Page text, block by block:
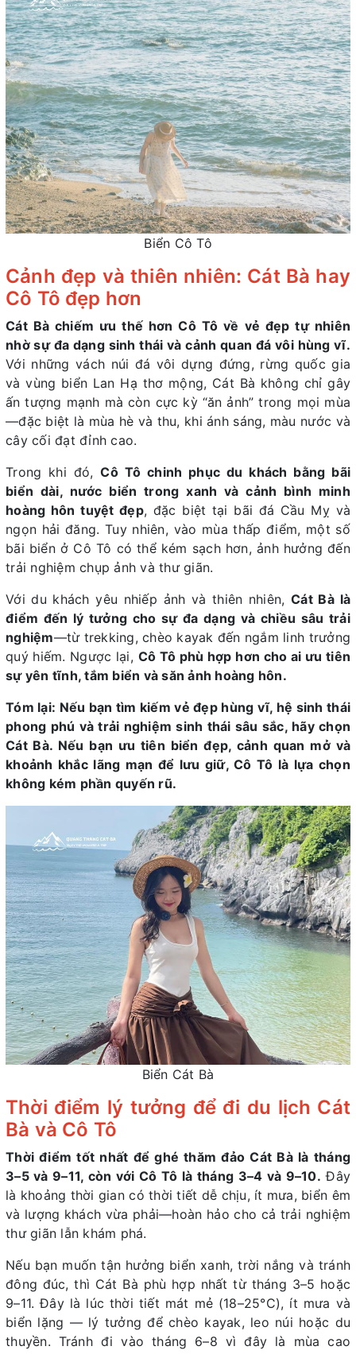
Biển Cô Tô
Cảnh đẹp và thiên nhiên: Cát Bà hay
Cô Tô đẹp hơn
Cát Bà chiếm ưu thế hơn Cô Tô về vẻ đẹp tự nhiên
nhờ sự đa dạng sinh thái và cảnh quan đá vôi hùng vĩ.
Với những vách núi đá vôi dựng đứng, rừng quốc gia
và vùng biển Lan Hạ thơ mộng, Cát Bà không chỉ gây
ấn tượng mạnh mà còn cực kỳ “ăn ảnh” trong mọi mùa
—đặc biệt là mùa hè và thu, khi ánh sáng, màu nước và
cây cối đạt đỉnh cao.
Trong khi đó,Cô Tô chinh phục du khách bằng bãi
biển dài, nước biển trong xanh và cảnh bình minh
hoàng hôn tuyệt đẹp, đặc biệt tại bãi đá Cầu Mỵ và
ngọn hải đăng. Tuy nhiên, vào mùa thấp điểm, một số
bãi biển ở Cô Tô có thể kém sạch hơn, ảnh hưởng đến
trải nghiệm chụp ảnh và thư giãn.
Với du khách yêu nhiếp ảnh và thiên nhiên,Cát Bà là
điểm đến lý tưởng cho sự đa dạng và chiều sâu trải
nghiệm—từ trekking, chèo kayak đến ngắm linh trưởng
quý hiếm. Ngược lại, Cô Tô phù hợp hơn cho ai ưu tiên
sự yên tĩnh, tắm biển và săn ảnh hoàng hôn.
Tóm lại: Nếu bạn tìm kiếm vẻ đẹp hùng vĩ, hệ sinh thái
phong phú và trải nghiệm sinh thái sâu sắc, hãy chọn
Cát Bà. Nếu bạn ưu tiên biển đẹp, cảnh quan mở và
khoảnh khắc lãng mạn để lưu giữ, Cô Tô là lựa chọn
không kém phần quyến rũ.
Biển Cát Bà
Thời điểm lý tưởng để đi du lịch Cát
Bà và Cô Tô
Thời điểm tốt nhất để ghé thăm đảo Cát Bà là tháng
3–5 và 9–11, còn với Cô Tô là tháng 3–4 và 9–10. Đây
là khoảng thời gian có thời tiết dễ chịu, ít mưa, biển êm
và lượng khách vừa phải—hoàn hảo cho cả trải nghiệm
thư giãn lẫn khám phá.
Nếu bạn muốn tận hưởng biển xanh, trời nắng và tránh
đông đúc, thì Cát Bà phù hợp nhất từ tháng 3–5 hoặc
9–11. Đây là lúc thời tiết mát mẻ (18–25°C), ít mưa và
biển lặng — lý tưởng để chèo kayak, leo núi hoặc du
thuyền. Tránh đi vào tháng 6–8 vì đây là mùa cao